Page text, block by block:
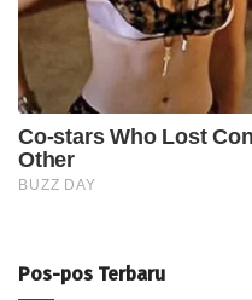
Pos-pos Terbaru